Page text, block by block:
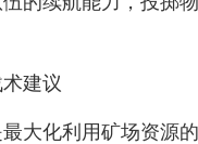
建议
大化利用矿场资源